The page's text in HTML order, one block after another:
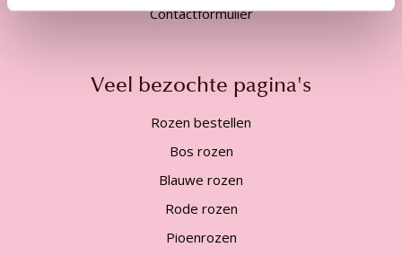
Contactformulier
Veel bezochte pagina's
Rozen bestellen
Bos rozen
Blauwe rozen
Rode rozen
Pioenrozen